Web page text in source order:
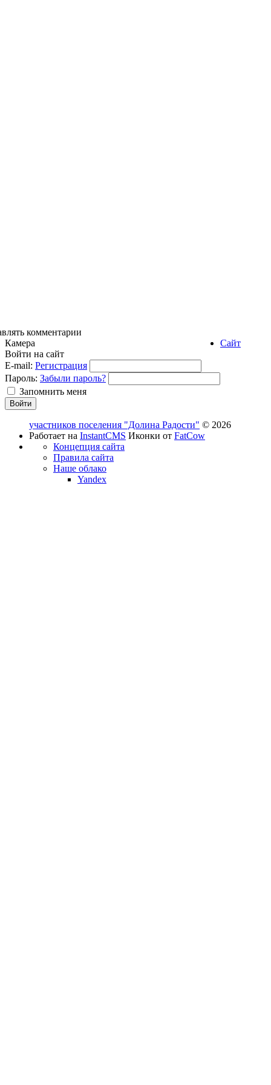
комментарии
Камера
Войти на сайт
E-mail: Регистрация
Пароль: Забыли пароль?
Запомнить меня
Сайт
участников поселения "Долина Радости" © 2026
Работает на InstantCMS Иконки от FatCow
Концепция сайта
Правила сайта
Наше облако
Yandex